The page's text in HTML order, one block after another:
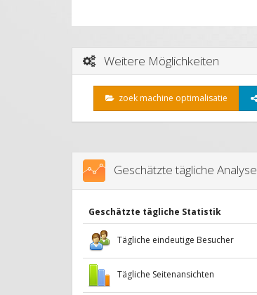
Weitere Möglichkeiten
zoek machine optimalisatie
Geschätzte tägliche Analyse
Geschätzte tägliche Statistik
Tägliche eindeutige Besucher
Tägliche Seitenansichten